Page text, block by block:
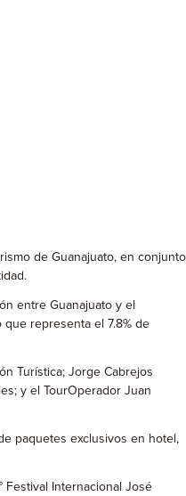
de Guanajuato, en conjunto
entre Guanajuato y el
representa el 7.8% de
Turística; Jorge Cabrejos
y el TourOperador Juan
paquetes exclusivos en hotel,
Festival Internacional José